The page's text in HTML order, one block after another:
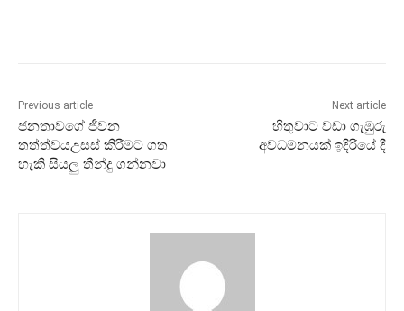
Previous article
ජනතාවගේ ජීවන
තත්ත්වයඋසස් කිරීමට ගත
හැකි සියලු තීන්දු ගන්නවා
Next article
හිතුවාට වඩා ගැඹුරු
අවධමනයක් ඉදිරියේ දී